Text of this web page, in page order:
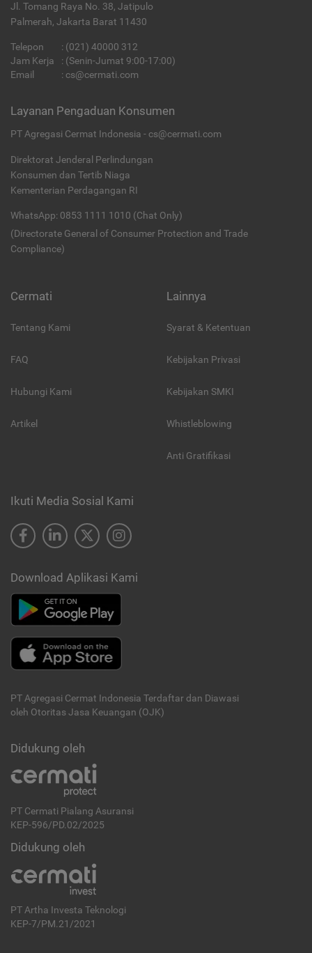
Jl. Tomang Raya No. 38, Jatipulo
Palmerah, Jakarta Barat 11430
Telepon : (021) 40000 312
Jam Kerja
: (Senin-Jumat 9:00-17:00)
Email
: cs@cermati.com
Layanan Pengaduan Konsumen
PT Agregasi Cermat Indonesia - cs@cermati.com
Direktorat Jenderal Perlindungan
Konsumen dan Tertib Niaga
Kementerian Perdagangan RI
WhatsApp: 0853 1111 1010 (Chat Only)
(Directorate General of Consumer Protection and Trade
Compliance)
Cermati
Tentang Kami
FAQ
Hubungi Kami
Artikel
Lainnya
Syarat & Ketentuan
Kebijakan Privasi
Kebijakan SMKI
Whistleblowing
Anti Gratifikasi
Ikuti Media Sosial Kami
Download Aplikasi Kami
PT Agregasi Cermat Indonesia Terdaftar dan Diawasi
oleh Otoritas Jasa Keuangan (OJK)
Didukung oleh
PT Cermati Pialang Asuransi
KEP-596/PD.02/2025
Didukung oleh
PT Artha Investa Teknologi
KEP-7/PM.21/2021